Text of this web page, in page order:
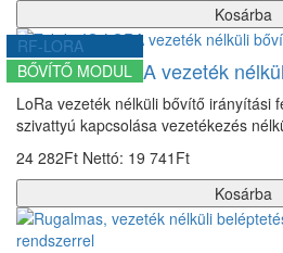
Kosárba
RF-LORA
BŐVÍTŐ MODUL
Trikdis IO-LORA vezeték
LoRa vezeték nélküli bővítő irányítási
szivattyú kapcsolása vezetékezés
24 282Ft Nettó: 19 741Ft
Kosárba